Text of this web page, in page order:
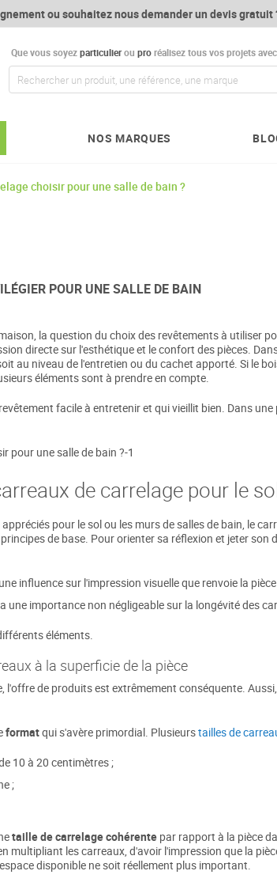
ou souhaitez nous demander un devis gratuit
Que vous soyezparticulierou proréalisez tous vos projets
NOS MARQUES
choisir pour une salle de bain ?
POUR UNE SALLE DE BAIN
la question du choix des revêtements à utiliser
directe sur l'esthétique et le confort des pièces.
au niveau de l'entretien ou du cachet apporté. Si le
éléments sont à prendre en compte.
facile à entretenir et qui vieillit bien. Dans une
de carrelage pour le
pour le sol ou les murs de salles de bain, le
de base. Pour orienter sa réflexion et jeter
une influence sur l'impression visuelle que renvoie la
a une importance non négligeable sur la longévité des
éléments.
à la superficie de la pièce
l'offre de produits est extrêmement conséquente.
formatqui s'avère primordial. Plusieurstailles de
10 à 20 centimètres ;
;
taille de carrelage cohérente par rapport à la pièce
multipliant les carreaux, d'avoir l'impression que la
disponible ne soit réellement plus important.